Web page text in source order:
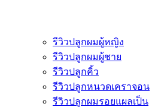
รีวิวปลูกผมผู้หญิง
รีวิวปลูกผมผู้ชาย
รีวิวปลูกคิ้ว
รีวิวปลูกหนวดเคราจอน
รีวิวปลูกผมรอยแผลเป็น